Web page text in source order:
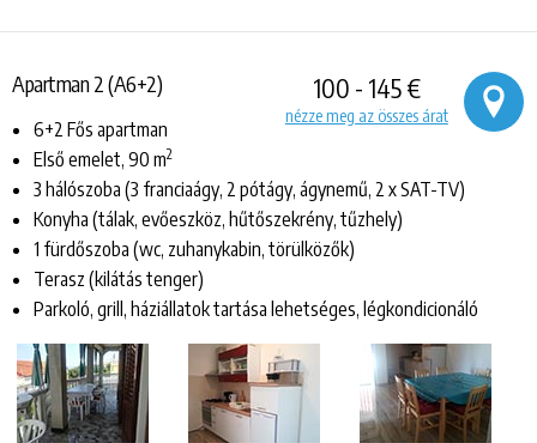
100 - 145 €
nézze meg az összes árat
Apartman 2 (A6+2)
6+2 Fős apartman
Első emelet, 90 m2
3 hálószoba (3 franciaágy, 2 pótágy, ágynemű, 2 x SAT-TV)
Konyha (tálak, evőeszköz, hűtőszekrény, tűzhely)
1 fürdőszoba (wc, zuhanykabin, törülközők)
Terasz (kilátás tenger)
Parkoló, grill, háziállatok tartása lehetséges, légkondicionáló